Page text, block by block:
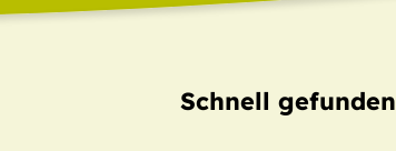
Schnell gefunden